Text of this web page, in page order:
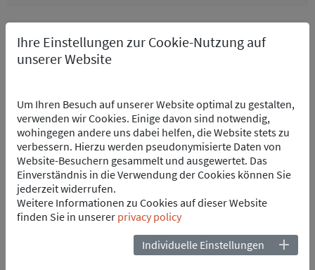
Neubau und Retrofit.
Stromrichter- und Antriebstechnik
INP International Projects setzt bei diesem Spezialgebiet
auf Experten, die weltweit gefragt und für uns im Einsatz
sind.
Ihre Einstellungen zur Cookie-Nutzung auf
unserer Website
Um Ihren Besuch auf unserer Website optimal zu gestalten,
verwenden wir Cookies. Einige davon sind notwendig,
wohingegen andere uns dabei helfen, die Website stets zu
verbessern. Hierzu werden pseudonymisierte Daten von
Website-Besuchern gesammelt und ausgewertet. Das
Einverständnis in die Verwendung der Cookies können Sie
jederzeit widerrufen.
Weitere Informationen zu Cookies auf dieser Website
finden Sie in unserer privacy policy
Individuelle Einstellungen